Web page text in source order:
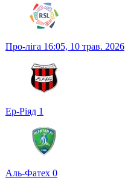
Про-ліга 16:05, 10 трав. 2026
Ер-Ріяд 1
Аль-Фатех 0